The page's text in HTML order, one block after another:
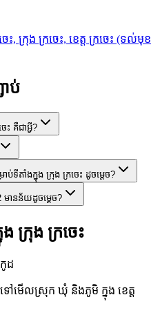
ះ, ក្រុង ក្រចេះ, ខេត្ត ក្រចេះ (ទល់មុខ
ប់
គឺជាអ្វី?
តាំងក្នុង ក្រុង ក្រចេះ ដូចម្តេច?
ានន័យដូចម្តេច?
ក្រុង ក្រចេះ
ដ
ៅមើលស្រុក ឃុំ និងភូមិ ក្នុង ខេត្ត